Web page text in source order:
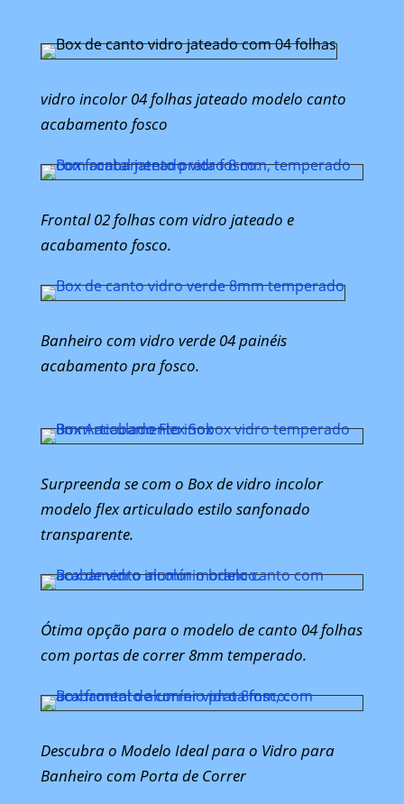
vidro incolor 04 folhas jateado modelo canto
acabamento fosco
Frontal 02 folhas com vidro jateado e
acabamento fosco.
Banheiro com vidro verde 04 painéis
acabamento pra fosco.
Surpreenda se com o Box de vidro incolor
modelo flex articulado estilo sanfonado
transparente.
Ótima opção para o modelo de canto 04 folhas
com portas de correr 8mm temperado.
Descubra o Modelo Ideal para o Vidro para
Banheiro com Porta de Correr